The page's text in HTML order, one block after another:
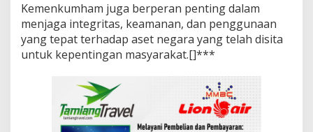
Kemenkumham juga berperan penting dalam
menjaga integritas, keamanan, dan penggunaan
yang tepat terhadap aset negara yang telah disita
untuk kepentingan masyarakat.[]***